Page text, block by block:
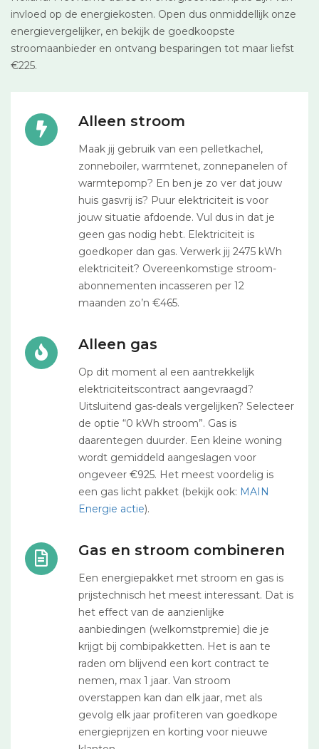
invloed op de energiekosten. Open dus onmiddellijk onze
energievergelijker, en bekijk de goedkoopste
stroomaanbieder en ontvang besparingen tot maar liefst
€225.
Alleen stroom
Maak jij gebruik van een pelletkachel,
zonneboiler, warmtenet, zonnepanelen of
warmtepomp? En ben je zo ver dat jouw
huis gasvrij is? Puur elektriciteit is voor
jouw situatie afdoende. Vul dus in dat je
geen gas nodig hebt. Elektriciteit is
goedkoper dan gas. Verwerk jij 2475 kWh
elektriciteit? Overeenkomstige stroom-
abonnementen incasseren per 12
maanden zo’n €465.
Alleen gas
Op dit moment al een aantrekkelijk
elektriciteitscontract aangevraagd?
Uitsluitend gas-deals vergelijken? Selecteer
de optie “0 kWh stroom”. Gas is
daarentegen duurder. Een kleine woning
wordt gemiddeld aangeslagen voor
ongeveer €925. Het meest voordelig is
een gas licht pakket (bekijk ook: MAIN
Energie actie).
Gas en stroom combineren
Een energiepakket met stroom en gas is
prijstechnisch het meest interessant. Dat is
het effect van de aanzienlijke
aanbiedingen (welkomstpremie) die je
krijgt bij combipakketten. Het is aan te
raden om blijvend een kort contract te
nemen, max 1 jaar. Van stroom
overstappen kan dan elk jaar, met als
gevolg elk jaar profiteren van goedkope
energieprijzen en korting voor nieuwe